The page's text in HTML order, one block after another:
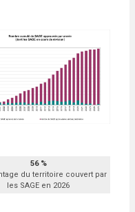
56 %
du territoire couvert par
les SAGE en 2026